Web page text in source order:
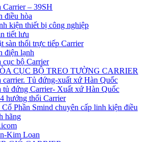
Carrier – 39SH
điều hòa
kiện thiết bị công nghiệp
tiết lưu
sàn thổi trực tiếp Carrier
điện lạnh
cục bộ Carrier
CỤC BỘ TREO TƯỜNG CARRIER
carrier. Tủ đứng-xuất xứ Hàn Quốc
tủ đứng Carrier- Xuất xứ Hàn Quốc
hướng thổi Carrier
Phần Smind chuyên cấp linh kiện điều
hãng
Kim Loan